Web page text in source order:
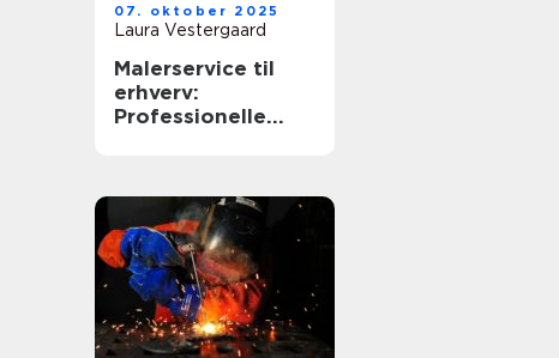
07. oktober 2025
Laura Vestergaard
Malerservice til
erhverv:
Professionelle